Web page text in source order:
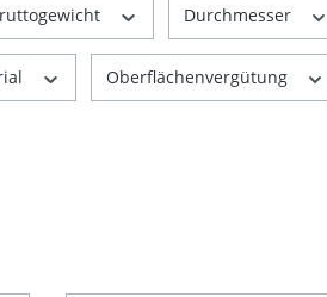
Durchmesser
Oberflächenvergütung